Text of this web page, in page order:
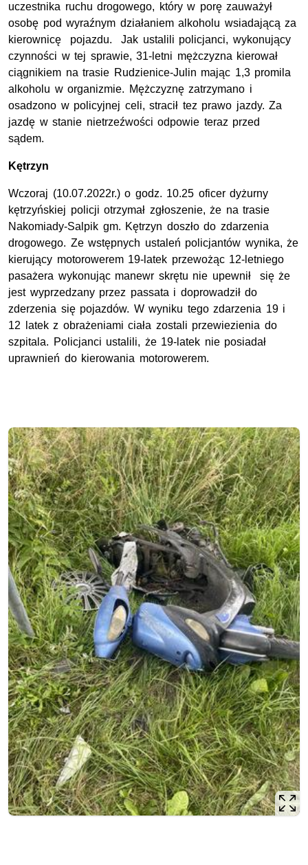
uczestnika ruchu drogowego, który w porę zauważył
osobę pod wyraźnym działaniem alkoholu wsiadającą za
kierownicę pojazdu. Jak ustalili policjanci, wykonujący
czynności w tej sprawie, 31-letni mężczyzna kierował
ciągnikiem na trasie Rudzienice-Julin mając 1,3 promila
alkoholu w organizmie. Mężczyznę zatrzymano i
osadzono w policyjnej celi, stracił tez prawo jazdy. Za
jazdę w stanie nietrzeźwości odpowie teraz przed
sądem.
Kętrzyn
Wczoraj (10.07.2022r.) o godz. 10.25 oficer dyżurny
kętrzyńskiej policji otrzymał zgłoszenie, że na trasie
Nakomiady-Salpik gm. Kętrzyn doszło do zdarzenia
drogowego. Ze wstępnych ustaleń policjantów wynika, że
kierujący motorowerem 19-latek przewożąc 12-letniego
pasażera wykonując manewr skrętu nie upewnił się że
jest wyprzedzany przez passata i doprowadził do
zderzenia się pojazdów. W wyniku tego zdarzenia 19 i
12 latek z obrażeniami ciała zostali przewiezienia do
szpitala. Policjanci ustalili, że 19-latek nie posiadał
uprawnień do kierowania motorowerem.